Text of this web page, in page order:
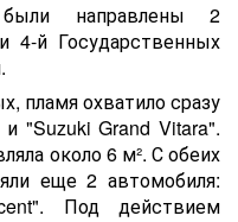
направлены 2
4-й Государственных
пламя охватило сразу
"Suzuki Grand Vitara".
около 6 м². С обеих
еще 2 автомобиля:
Под действием